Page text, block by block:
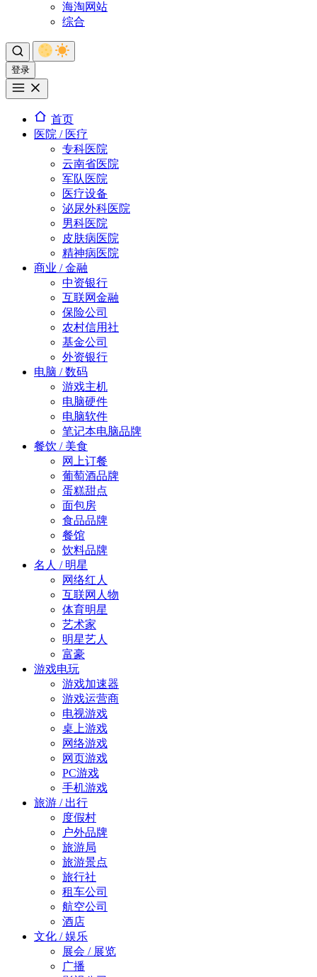
海淘网站
综合
登录
首页
医院 / 医疗
专科医院
云南省医院
军队医院
医疗设备
泌尿外科医院
男科医院
皮肤病医院
精神病医院
商业 / 金融
中资银行
互联网金融
保险公司
农村信用社
基金公司
外资银行
电脑 / 数码
游戏主机
电脑硬件
电脑软件
笔记本电脑品牌
餐饮 / 美食
网上订餐
葡萄酒品牌
蛋糕甜点
面包房
食品品牌
餐馆
饮料品牌
名人 / 明星
网络红人
互联网人物
体育明星
艺术家
明星艺人
富豪
游戏电玩
游戏加速器
游戏运营商
电视游戏
桌上游戏
网络游戏
网页游戏
PC游戏
手机游戏
旅游 / 出行
度假村
户外品牌
旅游局
旅游景点
旅行社
租车公司
航空公司
酒店
文化 / 娱乐
展会 / 展览
广播